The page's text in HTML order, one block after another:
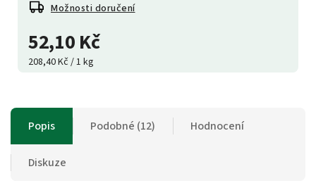
52,10 Kč
208,40 Kč / 1 kg
Možnosti doručení
Popis Podobné (12) Hodnocení
Diskuze